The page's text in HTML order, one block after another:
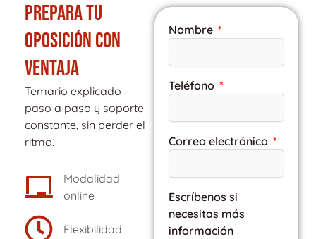
PREPARA TU
OPOSICIÓN CON
VENTAJA
Temario explicado
paso a paso y soporte
constante, sin perder el
ritmo.
Modalidad
online
Flexibilidad
Nombre
Teléfono
Correo electrónico
Escríbenos si
necesitas más
información